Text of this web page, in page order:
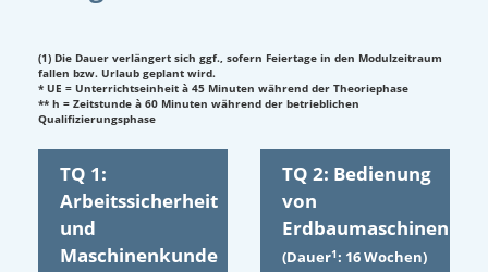
(1) Die Dauer verlängert sich ggf., sofern Feiertage in den Modulzeitraum
fallen bzw. Urlaub geplant wird.
* UE = Unterrichtseinheit à 45 Minuten während der Theoriephase
** h = Zeitstunde à 60 Minuten während der betrieblichen
Qualifizierungsphase
TQ 1:
Arbeitssicherheit
und
Maschinenkunde
TQ 2: Bedienung
von
Erdbaumaschinen
(Dauer1: 16 Wochen)